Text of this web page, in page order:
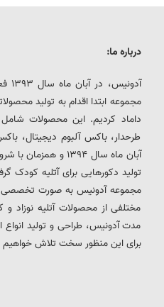
درباره ما:
مجموعه ابتدا اقدام به تولید
داماد کردیم. این محصولات
طرحدار، باکس آلبوم دیجیتال،
آبان ماه سال 1394
تولید دکورهایی برای آتلیه کودک
مجموعه آدونیس به صورت
مختلفی از محصولات آتلیه نوزاد
مدت آدونیس، طراحی و تولید
برای این منظور سخت تلاش خواهیم